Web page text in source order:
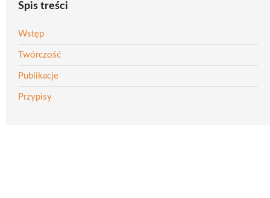
Spis treści
Wstęp
Twórczość
Publikacje
Przypisy